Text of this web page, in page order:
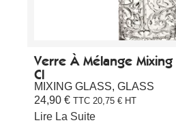
Verre À Mélange
Cl
MIXING GLASS, GLASS
24,90 € TTC 20,75 € HT
Lire La Suite